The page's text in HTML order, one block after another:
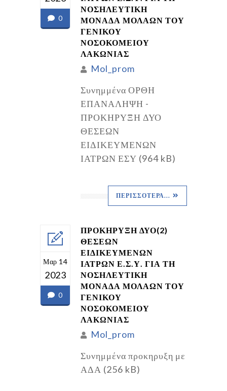
0
ΝΟΣΗΛΕΥΤΙΚΗ
ΜΟΝΑΔΑ ΜΟΛΑΩΝ ΤΟΥ
ΓΕΝΙΚΟΥ
ΝΟΣΟΚΟΜΕΙΟΥ
ΛΑΚΩΝΙΑΣ
Mol_prom
Συνημμένα ΟΡΘΗ
ΕΠΑΝΑΛΗΨΗ -
ΠΡΟΚΗΡΥΞΗ ΔΥΟ
ΘΕΣΕΩΝ
ΕΙΔΙΚΕΥΜΕΝΩΝ
ΙΑΤΡΩΝ ΕΣΥ (964 kB)
ΠΕΡΙΣΣΌΤΕΡΑ...
Μαρ 14
2023
0
ΠΡΟΚΗΡΥΞΗ ΔΥΟ(2)
ΘΕΣΕΩΝ
ΕΙΔΙΚΕΥΜΕΝΩΝ
ΙΑΤΡΩΝ Ε.Σ.Υ. ΓΙΑ ΤΗ
ΝΟΣΗΛΕΥΤΙΚΗ
ΜΟΝΑΔΑ ΜΟΛΑΩΝ ΤΟΥ
ΓΕΝΙΚΟΥ
ΝΟΣΟΚΟΜΕΙΟΥ
ΛΑΚΩΝΙΑΣ
Mol_prom
Συνημμένα προκηρυξη με
ΑΔΑ (256 kB)